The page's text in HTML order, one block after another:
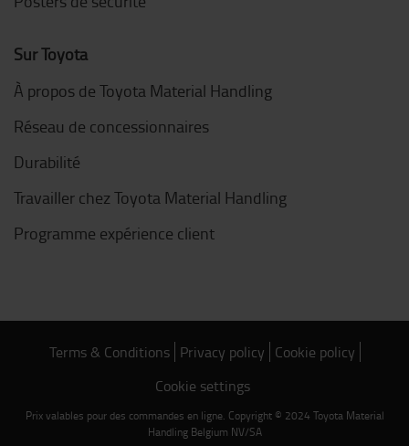
Sur Toyota
À propos de Toyota Material Handling
Réseau de concessionnaires
Durabilité
Travailler chez Toyota Material Handling
Programme expérience client
Terms & Conditions Privacy policy Cookie policy
Cookie settings
Prix valables pour des commandes en ligne. Copyright © 2024 Toyota Material
Handling Belgium NV/SA